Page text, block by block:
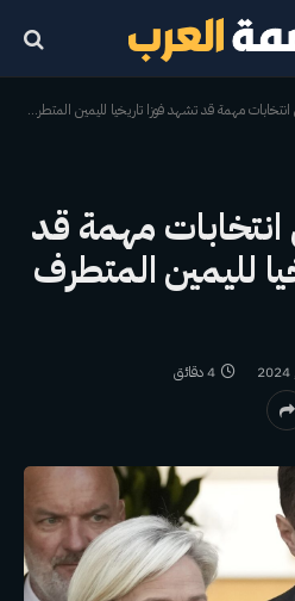
مهمة قد تشهد فوزا تاريخيا لليمين المتطرف أو برلمانا معلقا
مهمة قد
لليمين المتطرف
4 دقائق